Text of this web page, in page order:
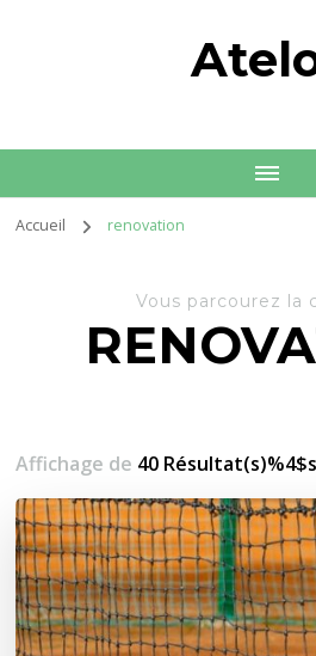
Accueil renovation
Vous parcourez la
Affichage de 40 Résultat(s)%4$s